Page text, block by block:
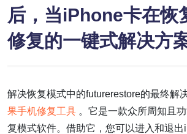
后，当iPhone卡在恢
修复的一键式解决方
解决恢复模式中的futurerestore的最终解
果手机修复工具 。它是一款众所周知且
复模式软件。借助它，您可以进入和退出